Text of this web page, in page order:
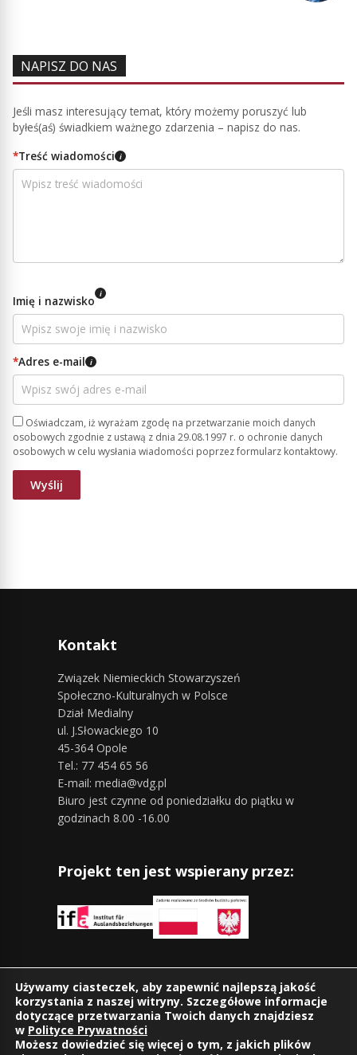
NAPISZ DO NAS
Jeśli masz interesujący temat, który możemy poruszyć lub
byłeś(aś) świadkiem ważnego zdarzenia – napisz do nas.
*Treść wiadomości i
Imię i nazwisko i
*Adres e-mail i
Oświadczam, iż wyrażam zgodę na przetwarzanie moich danych
osobowych zgodnie z ustawą z dnia 29.08.1997 r. o ochronie danych
osobowych w celu wysłania wiadomości poprzez formularz kontaktowy.
Kontakt
Związek Niemieckich Stowarzyszeń
Społeczno-Kulturalnych w Polsce
Dział Medialny
ul. J.Słowackiego 10
45-364 Opole
Tel.: 77 454 65 56
E-mail: media@vdg.pl
Biuro jest czynne od poniedziałku do piątku w
godzinach 8.00 -16.00
Projekt ten jest wspierany przez:
Znajdziesz nas również na:
Używamy ciasteczek, aby zapewnić najlepszą jakość
korzystania z naszej witryny. Szczegółowe informacje
dotyczące przetwarzania Twoich danych znajdziesz
w Polityce Prywatności
Możesz dowiedzieć się więcej o tym, z jakich plików